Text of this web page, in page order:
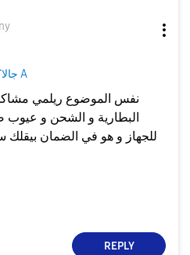
جالاكسى A
نفس الموضوع ريلمي
البطارية و الشحن و
للجهاز و هو في الضمان بيقلك
REPLY